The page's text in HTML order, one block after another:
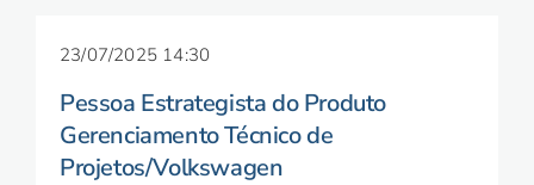
23/07/2025 14:30
Pessoa Estrategista do Produto
Gerenciamento Técnico de
Projetos/Volkswagen